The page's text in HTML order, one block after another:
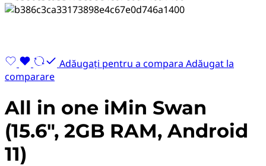
Adăugați pentru a compara Adăugat la
comparare
All in one iMin Swan
(15.6″, 2GB RAM, Android
11)